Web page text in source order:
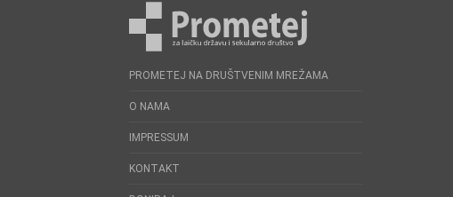
PROMETEJ NA DRUŠTVENIM MREŽAMA
O NAMA
IMPRESSUM
KONTAKT